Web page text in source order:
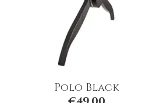
Polo Black